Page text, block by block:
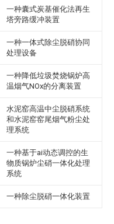
一种囊式炭基催化法再生
塔旁路缓冲装置
一种一体式除尘脱硝协同
处理设备
一种降低垃圾焚烧锅炉高
温烟气NOx的分离装置
水泥窑高温中尘脱硝系统
和水泥窑窑尾烟气粉尘处
理系统
一种基于ai动态调控的生
物质锅炉尘硝一体化处理
系统
一种除尘脱硝一体化装置